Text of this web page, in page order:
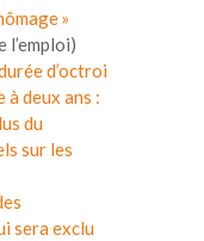
»
l’emploi)
d’octroi
à deux ans :
du
sur les
sera exclu